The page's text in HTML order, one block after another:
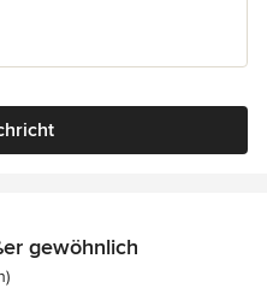
gewöhnlich
von 5 Sternen